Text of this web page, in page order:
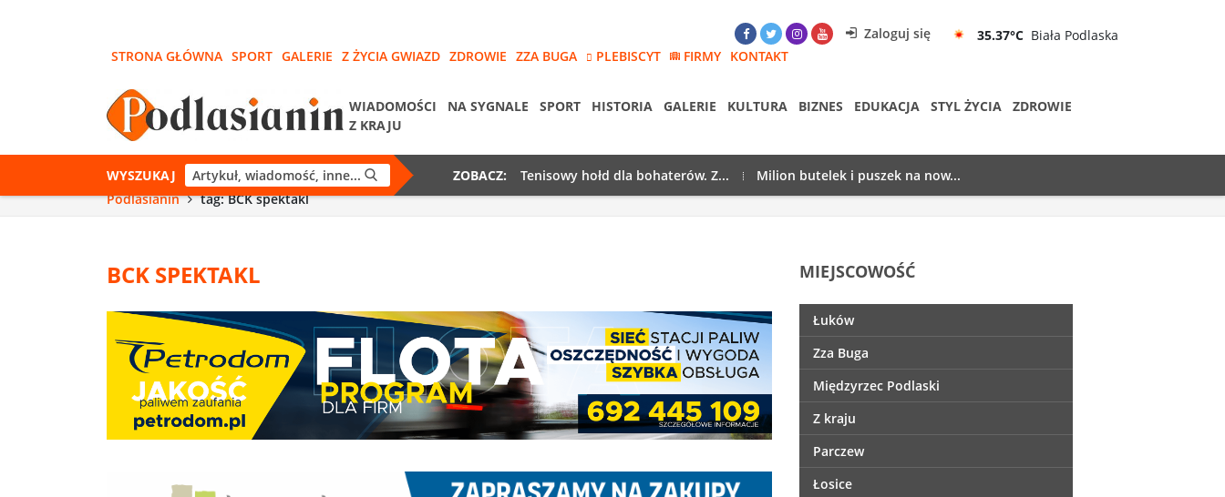
Zaloguj się 35.37°C Biała Podlaska
STRONA GŁÓWNA SPORT GALERIE Z ŻYCIA GWIAZD ZDROWIE ZZA BUGA PLEBISCYT FIRMY KONTAKT
WIADOMOŚCI NA SYGNALE SPORT HISTORIA GALERIE KULTURA BIZNES EDUKACJA STYL ŻYCIA
ZDROWIE
Z KRAJU
WYSZUKAJ ZOBACZ: Tenisowy hołd dla bohaterów. Z...
Milion butelek i puszek na now...
Podlasianin
tag: BCK spektakl
BCK SPEKTAKL MIEJSCOWOŚĆ
Łuków
Zza Buga
Międzyrzec Podlaski
Z kraju
Parczew
Łosice